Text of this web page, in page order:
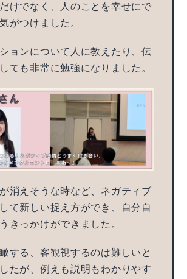
けでなく、人のことを幸せにで
がつけました。
ョンについて人に教えたり、伝
ても非常に勉強になりました。
消えそうな時など、ネガティブ
て新しい捉え方ができ、自分自
きっかけができました。
する、客観視するのは難しいと
たが、例えも説明もわかりやす